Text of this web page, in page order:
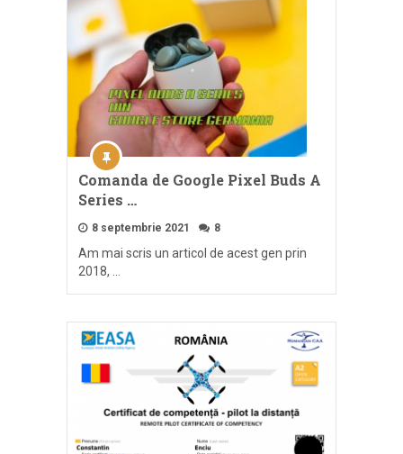
Comanda de Google Pixel Buds A
Series …
8 septembrie 2021 8
Am mai scris un articol de acest gen prin
2018, …